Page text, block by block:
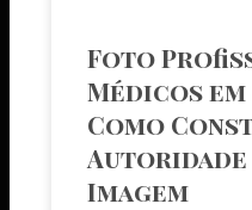
Foto
Médicos
Como
Autoridade
Imagem